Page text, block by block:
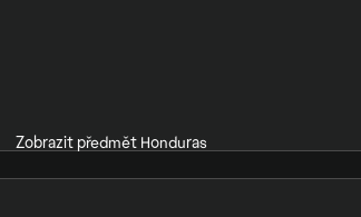
Zobrazit předmět Honduras